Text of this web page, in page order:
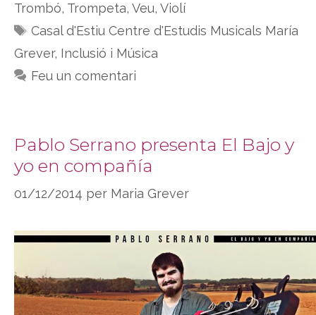
Trombó, Trompeta, Veu, Violí
Etiquetes
Casal d'Estiu Centre d'Estudis Musicals María
Grever, Inclusió i Música
Feu un comentari
Pablo Serrano presenta El Bajo y
yo en compañía
01/12/2014 per Maria Grever